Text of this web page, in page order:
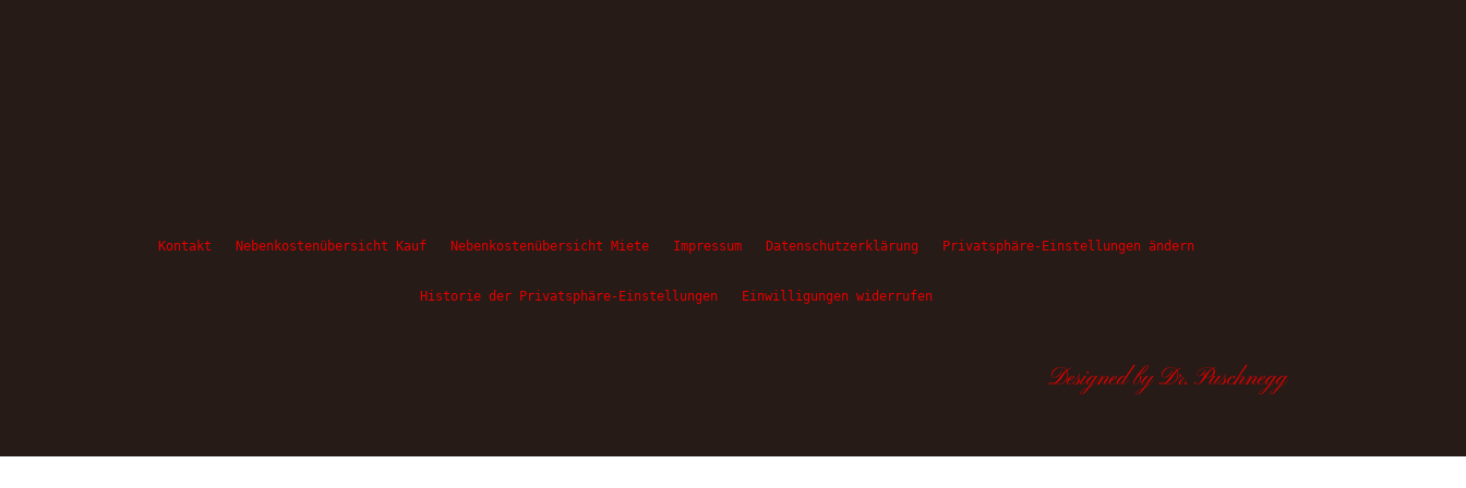
Kontakt Nebenkostenübersicht Kauf Nebenkostenübersicht Miete Impressum Datenschutzerklärung Privatsphäre-Einstellungen ändern
Historie der Privatsphäre-Einstellungen Einwilligungen widerrufen
Designed by Dr. Puschnegg